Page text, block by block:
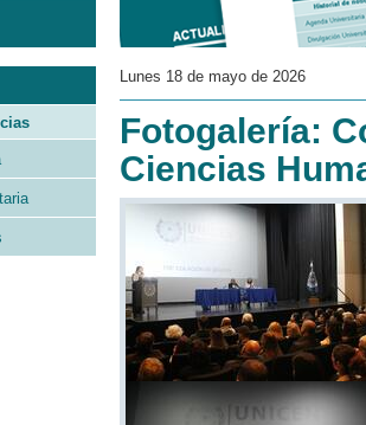
Lunes 18 de mayo de 2026
Fotogalería:
Ciencias